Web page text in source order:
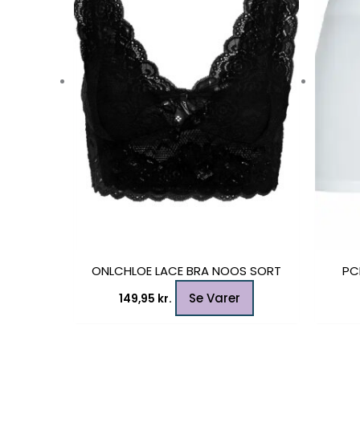
ONLCHLOE LACE BRA NOOS SORT
149,95 kr. Se Varer
varianter.
Mulighederne
kan
vælges
varesiden